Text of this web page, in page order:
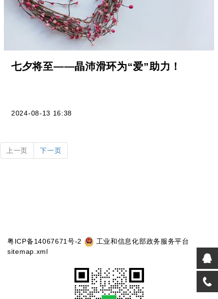
七夕将至——晶沛滑环为“爱”助力！
2024-08-13 16:38
上一页 下一页
粤ICP备14067671号-2
工业和信息化部政务服务平台
sitemap.xml